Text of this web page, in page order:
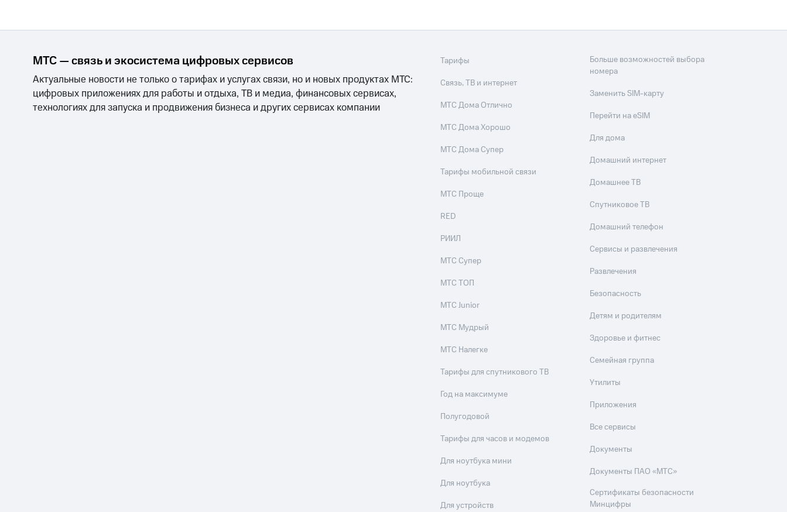
МТС — связь и экосистема цифровых сервисов
Актуальные новости не только о тарифах и услугах связи, но и новых продуктах МТС:
цифровых приложениях для работы и отдыха, ТВ и медиа, финансовых сервисах,
технологиях для запуска и продвижения бизнеса и других сервисах компании
Тарифы
Связь, ТВ и интернет
МТС Дома Отлично
МТС Дома Хорошо
МТС Дома Супер
Тарифы мобильной связи
МТС Проще
RED
РИИЛ
МТС Супер
МТС ТОП
МТС Junior
МТС Мудрый
МТС Налегке
Тарифы для спутникового ТВ
Год на максимуме
Полугодовой
Тарифы для часов и модемов
Для ноутбука мини
Для ноутбука
Для устройств
Больше возможностей выбора
номера
Заменить SIM-карту
Перейти на eSIM
Для дома
Домашний интернет
Домашнее ТВ
Спутниковое ТВ
Домашний телефон
Сервисы и развлечения
Развлечения
Безопасность
Детям и родителям
Здоровье и фитнес
Семейная группа
Утилиты
Приложения
Все сервисы
Документы
Документы ПАО «МТС»
Сертификаты безопасности
Минцифры